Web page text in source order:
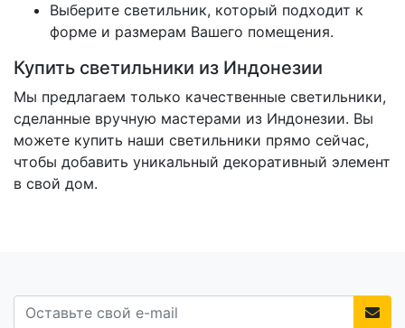
Выберите светильник, который подходит к
форме и размерам Вашего помещения.
Купить светильники из Индонезии
Мы предлагаем только качественные светильники,
сделанные вручную мастерами из Индонезии. Вы
можете купить наши светильники прямо сейчас,
чтобы добавить уникальный декоративный элемент
в свой дом.